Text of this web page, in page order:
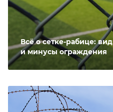
Всё о сетке-рабице:
и минусы ограждения